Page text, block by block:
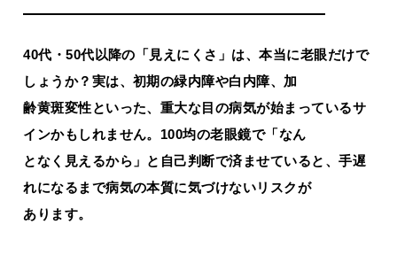
40代・50代以降の「見えにくさ」は、本当に老眼だけで
しょうか？実は、初期の緑内障や白内障、加
齢黄斑変性といった、重大な目の病気が始まっているサ
インかもしれません。100均の老眼鏡で「なん
となく見えるから」と自己判断で済ませていると、手遅
れになるまで病気の本質に気づけないリスクが
あります。